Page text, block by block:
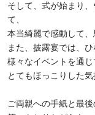
そして、式が始まり
て、
本当綺麗で感動して、
また、披露宴では、
様々なイベントを通じ
とてもほっこりした気
ご両親への手紙と最